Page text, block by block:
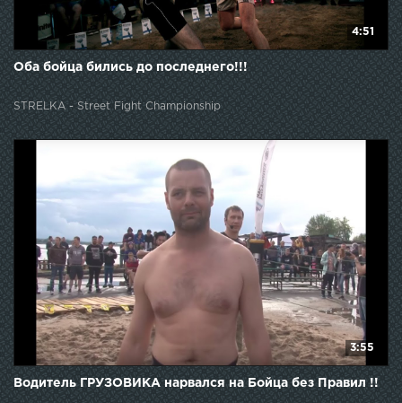
4:51
Оба бойца бились до последнего!!!
STRELKA - Street Fight Championship
3:55
Водитель ГРУЗОВИКА нарвался на Бойца без Правил !!